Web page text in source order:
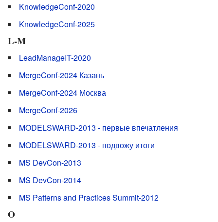
KnowledgeConf-2020
KnowledgeConf-2025
L-M
LeadManageIT-2020
MergeConf-2024 Казань
MergeConf-2024 Москва
MergeConf-2026
MODELSWARD-2013 - первые впечатления
MODELSWARD-2013 - подвожу итоги
MS DevCon-2013
MS DevCon-2014
MS Patterns and Practices Summit-2012
O